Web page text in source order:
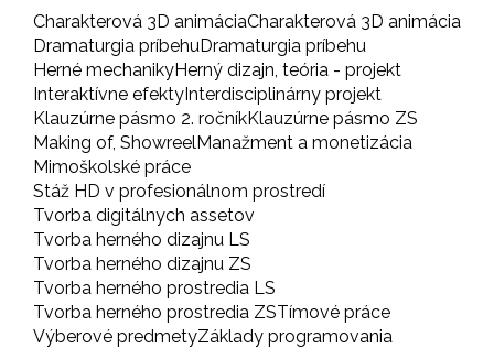
Charakterová 3D animáciaCharakterová 3D animácia
Dramaturgia príbehuDramaturgia príbehu
Herné mechanikyHerný dizajn, teória - projekt
Interaktívne efektyInterdisciplinárny projekt
Klauzúrne pásmo 2. ročníkKlauzúrne pásmo ZS
Making of, ShowreelManažment a monetizácia
Mimoškolské práce
Stáž HD v profesionálnom prostredí
Tvorba digitálnych assetov
Tvorba herného dizajnu LS
Tvorba herného dizajnu ZS
Tvorba herného prostredia LS
Tvorba herného prostredia ZSTímové práce
Výberové predmetyZáklady programovania